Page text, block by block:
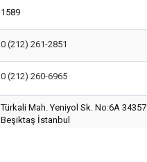
1589
0 (212) 261-2851
0 (212) 260-6965
Türkali Mah. Yeniyol Sk. No:6A 34357
Beşiktaş İstanbul